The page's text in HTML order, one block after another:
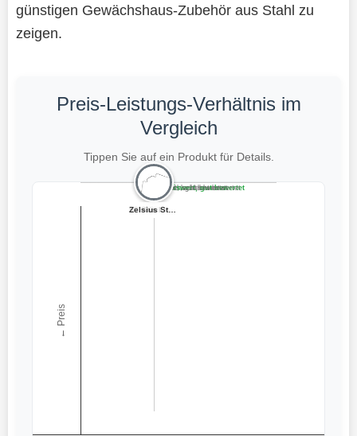
günstigen Gewächshaus-Zubehör aus Stahl zu
zeigen.
Preis-Leistungs-Verhältnis im
Vergleich
Tippen Sie auf ein Produkt für Details.
← Preis
Teuer, gut bewertet
Teuer, schlecht bewertet
Preiswert, gut bewertet
Preiswert, schlecht bewertet
MIHURO 60 Gewäc...
50 Stück Gewäch...Zelsius Stahl G...